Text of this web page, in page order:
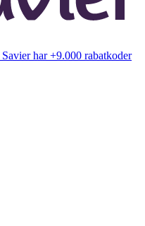
Savier har +9.000 rabatkoder